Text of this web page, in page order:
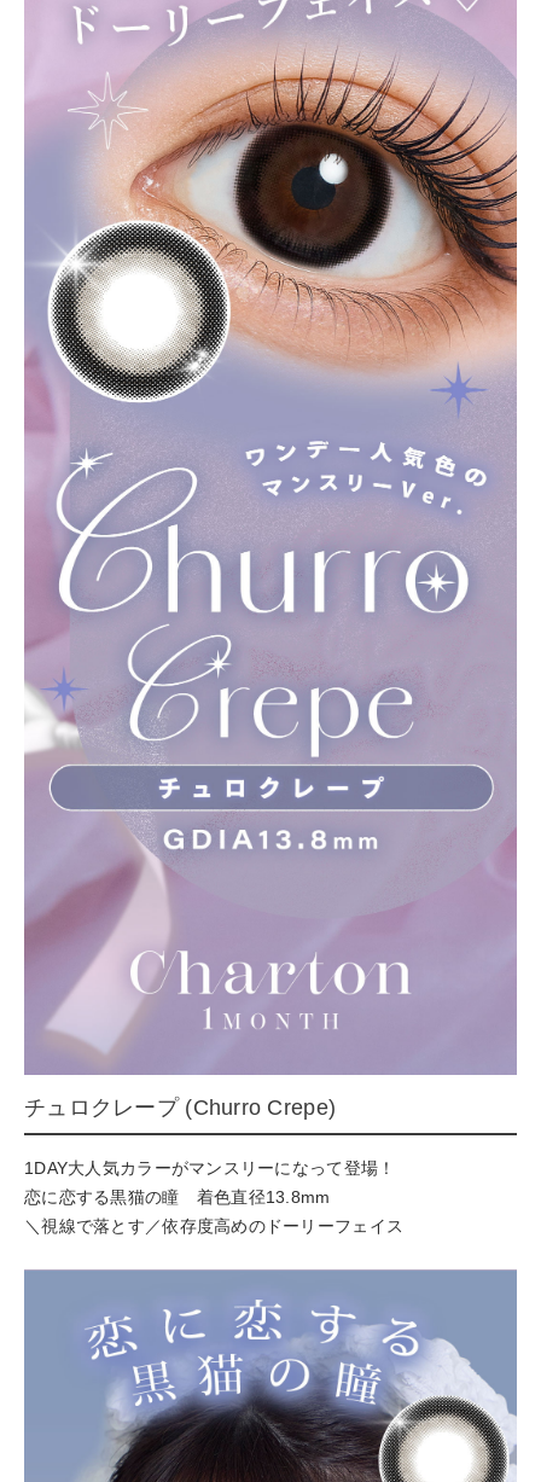
チュロクレープ (Churro Crepe)
1DAY大人気カラーがマンスリーになって登場！
恋に恋する黒猫の瞳 着色直径13.8mm
＼視線で落とす／依存度高めのドーリーフェイス